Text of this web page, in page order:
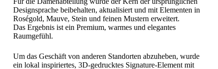
Designsprache beibehalten, aktualisiert und mit Elementen in
Roségold, Mauve, Stein und feinen Mustern erweitert.
Das Ergebnis ist ein Premium, warmes und elegantes
Raumgefühl.
Um das Geschäft von anderen Standorten abzuheben, wurde
ein lokal inspiriertes, 3D-gedrucktes Signature-Element mit